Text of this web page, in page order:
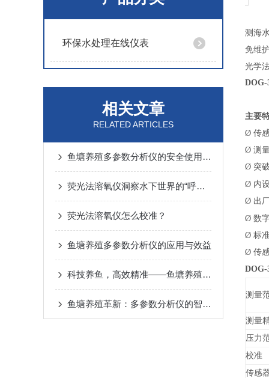
环保水处理在线仪表
相关文章
RELATED ARTICLES
鱼塘养殖多参数分析仪的安全使用秘籍
荧光法溶氧仪洞察水下世界的“呼吸”奥秘
荧光法溶氧仪怎么校准？
鱼塘养殖多参数分析仪的应用与效益
科技养鱼，高效精准——鱼塘养殖多参数分析仪
鱼塘养殖革新：多参数分析仪的智能化之路
测海
免维
光学
DOG-
主要
Ø 传
Ø 测
Ø 突
Ø 内
Ø 出
Ø 数
Ø 标
Ø 传
DOG-
测量
测量
压力
校准
传感